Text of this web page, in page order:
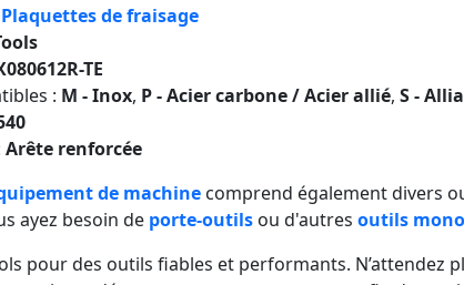
Plaquettes de fraisage
TE
: M - Inox, P - Acier carbone / Acier allié, S -
Arête renforcée
de machine comprend également divers
ayez besoin de porte-outils ou d'autres outils
pour des outils fiables et performants.